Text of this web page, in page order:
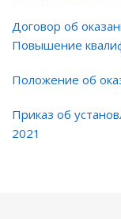
Договор об
Повышение
Положение об
Приказ об
2021